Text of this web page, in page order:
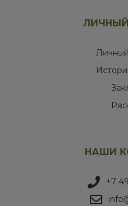
НАШИ
+7